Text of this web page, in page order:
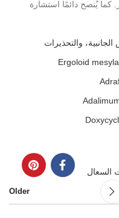
كما يُنصح دائمًا استشارة
السعال
Older